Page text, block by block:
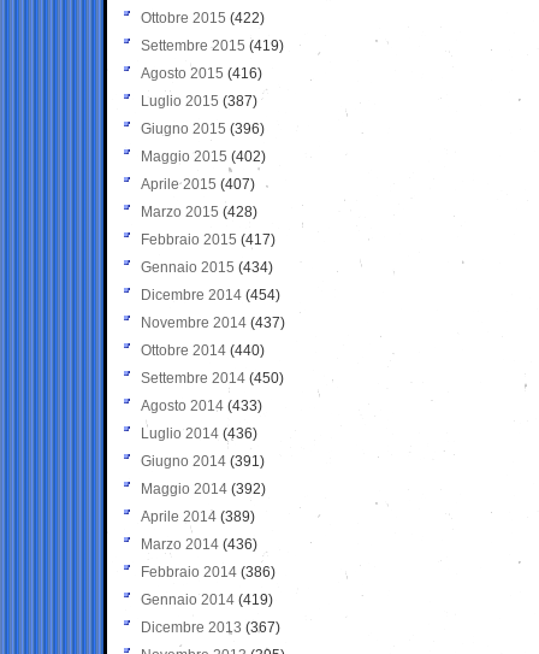
Ottobre 2015 (422)
Settembre 2015 (419)
Agosto 2015 (416)
Luglio 2015 (387)
Giugno 2015 (396)
Maggio 2015 (402)
Aprile 2015 (407)
Marzo 2015 (428)
Febbraio 2015 (417)
Gennaio 2015 (434)
Dicembre 2014 (454)
Novembre 2014 (437)
Ottobre 2014 (440)
Settembre 2014 (450)
Agosto 2014 (433)
Luglio 2014 (436)
Giugno 2014 (391)
Maggio 2014 (392)
Aprile 2014 (389)
Marzo 2014 (436)
Febbraio 2014 (386)
Gennaio 2014 (419)
Dicembre 2013 (367)